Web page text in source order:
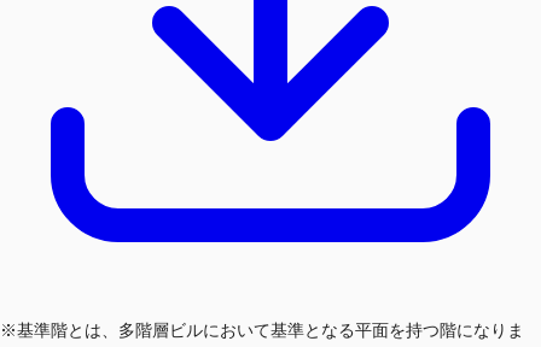
※基準階とは、多階層ビルにおいて基準となる平面を持つ階になりま